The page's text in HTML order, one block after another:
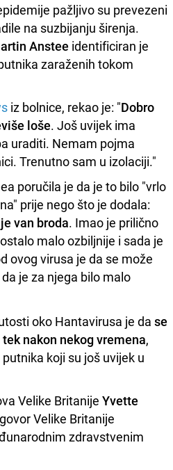
pažljivo su prevezeni
na suzbijanju širenja.
Anstee identificiran je
zaraženih tokom
iz bolnice, rekao je: "Dobro
loše. Još uvijek ima
uraditi. Nemam pojma
Trenutno sam u izolaciji."
poručila je da je to bilo "vrlo
prije nego što je dodala:
van broda. Imao je prilično
malo ozbiljnije i sada je
ovog virusa je da se može
je za njega bilo malo
oko Hantavirusa je da se
nakon nekog vremena,
koji su još uvijek u
Velike Britanije Yvette
Velike Britanije
zdravstvenim